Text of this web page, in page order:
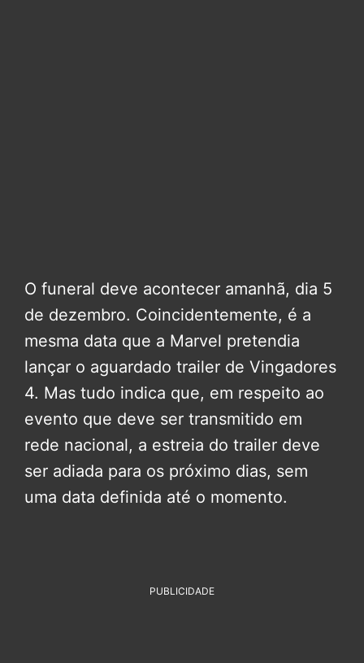
O funeral deve acontecer amanhã, dia 5
de dezembro. Coincidentemente, é a
mesma data que a Marvel pretendia
lançar o aguardado trailer de Vingadores
4. Mas tudo indica que, em respeito ao
evento que deve ser transmitido em
rede nacional, a estreia do trailer deve
ser adiada para os próximo dias, sem
uma data definida até o momento.
PUBLICIDADE